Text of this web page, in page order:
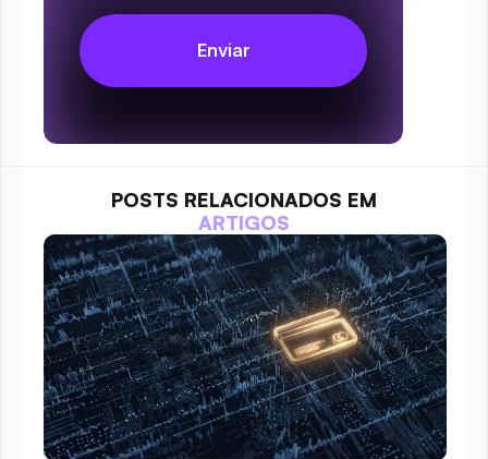
POSTS RELACIONADOS EM
ARTIGOS